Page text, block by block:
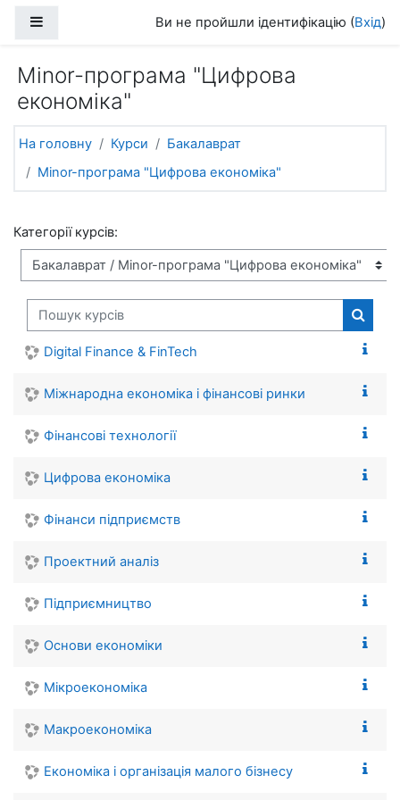
Ви не пройшли ідентифікацію (Вхід)
Minor-програма "Цифрова
економіка"
На головну Курси
Бакалаврат
Minor-програма "Цифрова економіка"
Категорії курсів:
Пошук курсів
Пошук
Digital Finance & FinTech
Міжнародна економіка і фінансові ринки
Фінансові технології
Цифрова економіка
Фінанси підприємств
Проектний аналіз
Підприємництво
Основи економіки
Мікроекономіка
Макроекономіка
Економіка і організація малого бізнесу